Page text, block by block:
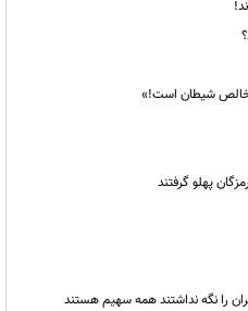
شیطان است!»
را نگه نداشتند همه سهیم هستند